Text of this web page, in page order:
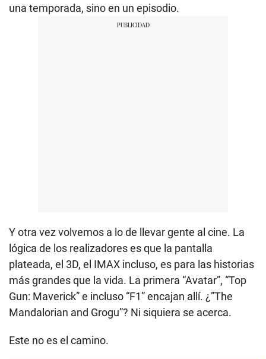
una temporada, sino en un episodio.
Y otra vez volvemos a lo de llevar gente al cine. La
lógica de los realizadores es que la pantalla
plateada, el 3D, el IMAX incluso, es para las historias
más grandes que la vida. La primera “Avatar”, “Top
Gun: Maverick” e incluso “F1” encajan allí. ¿”The
Mandalorian and Grogu”? Ni siquiera se acerca.
Este no es el camino.